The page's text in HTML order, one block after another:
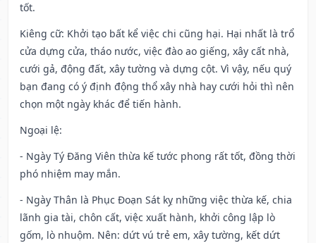
tốt.
Kiêng cữ: Khởi tạo bất kể việc chi cũng hại. Hại nhất là trổ
cửa dựng cửa, tháo nước, việc đào ao giếng, xây cất nhà,
cưới gả, động đất, xây tường và dựng cột. Vì vậy, nếu quý
bạn đang có ý định động thổ xây nhà hay cưới hỏi thì nên
chọn một ngày khác để tiến hành.
Ngoại lệ:
- Ngày Tý Đăng Viên thừa kế tước phong rất tốt, đồng thời
phó nhiệm may mắn.
- Ngày Thân là Phục Đoạn Sát kỵ những việc thừa kế, chia
lãnh gia tài, chôn cất, việc xuất hành, khởi công lập lò
gốm, lò nhuộm. Nên: dứt vú trẻ em, xây tường, kết dứt